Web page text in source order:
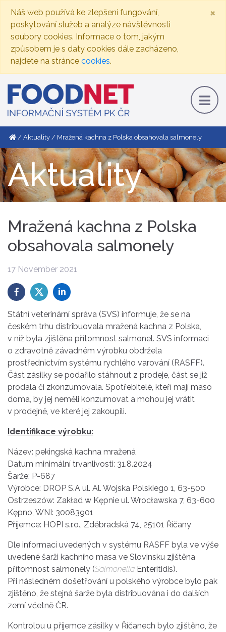
Náš web používá ke zlepšení fungování,
poskytování služeb a analýze návštěvnosti
soubory cookies. Informace o tom, jakým
způsobem je s daty cookies dále zacházeno,
najdete na stránce cookies.
×
Aktuality Mražená kachna z Polska obsahovala salmonely
Aktuality
Mražená kachna z Polska
obsahovala salmonely
17 November 2021
Státní veterinární správa (SVS) informuje, že se na
českém trhu distribuovala mražená kachna z Polska,
v níž byla zjištěna přítomnost salmonel. SVS informaci
o zdravotně závadném výrobku obdržela
prostřednictvím systému rychlého varování (RASFF).
Část zásilky se podařilo stáhnout z prodeje, část se již
prodala či zkonzumovala. Spotřebitelé, kteří mají maso
doma, by jej neměli konzumovat a mohou jej vrátit
v prodejně, ve které jej zakoupili.
Identifikace výrobku:
Název: pekingská kachna mražená
Datum minimální trvanlivosti: 31.8.2024
Šarže: P-687
Výrobce: DROP S.A ul. Al. Wojska Polskiego 1, 63-500
Ostrzeszów: Zakład w Kępnie ul. Wrocławska 7, 63-600
Kępno, WNI: 30083901
Příjemce: HOPI s.r.o., Zděbradská 74, 25101 Říčany
Dle informací uvedených v systému RASFF byla ve výše
uvedené šarži kachního masa ve Slovinsku zjištěna
přítomnost salmonely (Salmonella Enteritidis).
Při následném došetřování u polského výrobce bylo pak
zjištěno, že stejná šarže byla distribuována i do dalších
zemí včetně ČR.
Kontrolou u příjemce zásilky v Říčanech bylo zjištěno, že